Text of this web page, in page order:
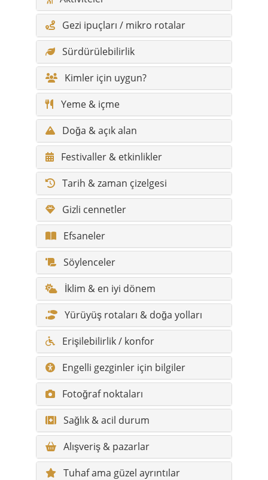
Gezi ipuçları / mikro rotalar
Sürdürülebilirlik
Kimler için uygun?
Yeme & içme
Doğa & açık alan
Festivaller & etkinlikler
Tarih & zaman çizelgesi
Gizli cennetler
Efsaneler
Söylenceler
İklim & en iyi dönem
Yürüyüş rotaları & doğa yolları
Erişilebilirlik / konfor
Engelli gezginler için bilgiler
Fotoğraf noktaları
Sağlık & acil durum
Alışveriş & pazarlar
Tuhaf ama güzel ayrıntılar